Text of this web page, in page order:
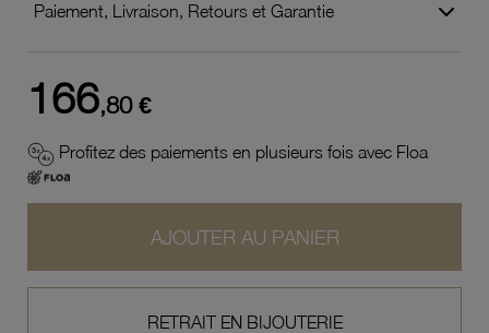
Paiement, Livraison, Retours et Garantie
166,80 €
Profitez des paiements en plusieurs fois avec Floa
AJOUTER AU PANIER
RETRAIT EN BIJOUTERIE